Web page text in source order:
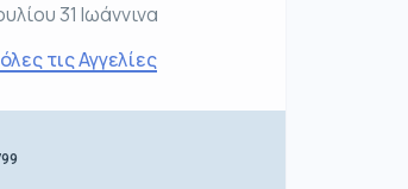
31 Ιωάννινα
τις Αγγελίες